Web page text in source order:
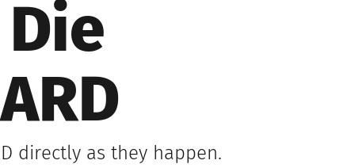
directly as they happen.